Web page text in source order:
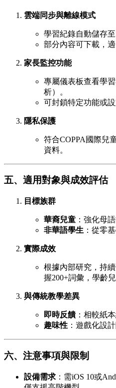
雲端同步與離線模式
學習紀錄自動儲存
部分內容可下載，
家長監控功能
專屬儀表板查看學
析）。
可封鎖特定功能或設
隱私保護
符合COPPA國際兒
資料。
五、適用對象與成效評估
目標族群
華裔兒童 ：強化母
非華語學生 ：從零
實際成效
根據內部研究，持
握200+詞彙，學齡
與傳統教學差異
即時反饋：相較紙
趣味性 ：遊戲化設
六、注意事項與限制
設備需求 ：需iOS 10或